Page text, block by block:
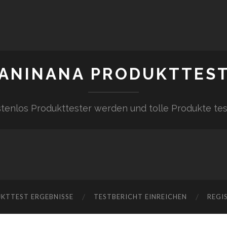
Produkttester werden und tolle Produkte
ERGEBNISSE TESTBERICHT EINREICHEN